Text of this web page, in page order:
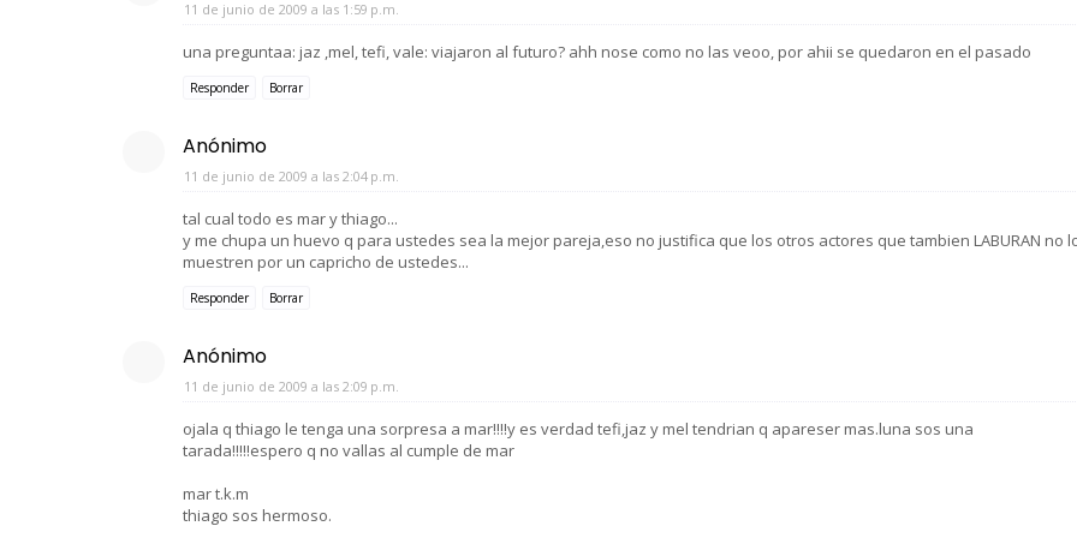
11 de junio de 2009 a las 1:59 p.m.
una preguntaa: jaz ,mel, tefi, vale: viajaron al futuro? ahh nose como no las veoo, por ahii se quedaron en el pasado
Responder Borrar
Anónimo
11 de junio de 2009 a las 2:04 p.m.
tal cual todo es mar y thiago...
y me chupa un huevo q para ustedes sea la mejor pareja,eso no justifica que los otros actores que tambien LABURAN no
muestren por un capricho de ustedes...
Responder Borrar
Anónimo
11 de junio de 2009 a las 2:09 p.m.
ojala q thiago le tenga una sorpresa a mar!!!!y es verdad tefi,jaz y mel tendrian q apareser mas.luna sos una
tarada!!!!!espero q no vallas al cumple de mar
mar t.k.m
thiago sos hermoso.